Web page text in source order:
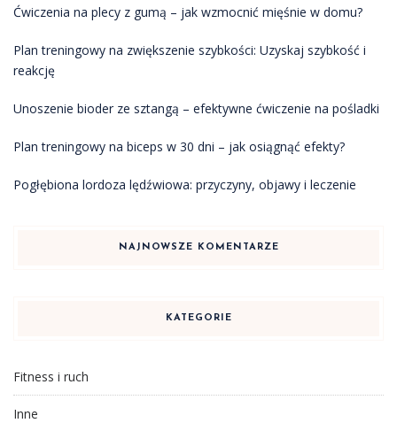
Ćwiczenia na plecy z gumą – jak wzmocnić mięśnie w domu?
Plan treningowy na zwiększenie szybkości: Uzyskaj szybkość i
reakcję
Unoszenie bioder ze sztangą – efektywne ćwiczenie na pośladki
Plan treningowy na biceps w 30 dni – jak osiągnąć efekty?
Pogłębiona lordoza lędźwiowa: przyczyny, objawy i leczenie
NAJNOWSZE KOMENTARZE
KATEGORIE
Fitness i ruch
Inne